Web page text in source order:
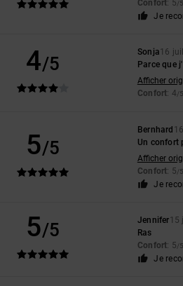
Confort: 5/5
Je
4/5
Sonja16
Parce que
Afficher
Confort: 4/5
5/5
Bernhard
Un confort
Afficher
Confort: 5/5
Je
5/5 Jennifer15
Ras
Confort: 5/5
Je